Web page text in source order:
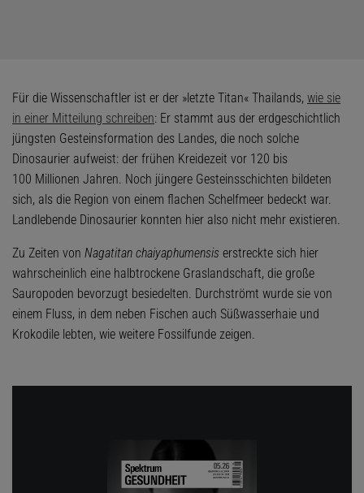
Für die Wissenschaftler ist er der »letzte Titan« Thailands, wie sie
in einer Mitteilung schreiben: Er stammt aus der erdgeschichtlich
jüngsten Gesteinsformation des Landes, die noch solche
Dinosaurier aufweist: der frühen Kreidezeit vor 120 bis
100 Millionen Jahren. Noch jüngere Gesteinsschichten bildeten
sich, als die Region von einem flachen Schelfmeer bedeckt war.
Landlebende Dinosaurier konnten hier also nicht mehr existieren.
Zu Zeiten von Nagatitan chaiyaphumensis erstreckte sich hier
wahrscheinlich eine halbtrockene Graslandschaft, die große
Sauropoden bevorzugt besiedelten. Durchströmt wurde sie von
einem Fluss, in dem neben Fischen auch Süßwasserhaie und
Krokodile lebten, wie weitere Fossilfunde zeigen.